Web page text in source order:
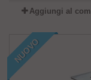
Aggiungi al
NUOVO